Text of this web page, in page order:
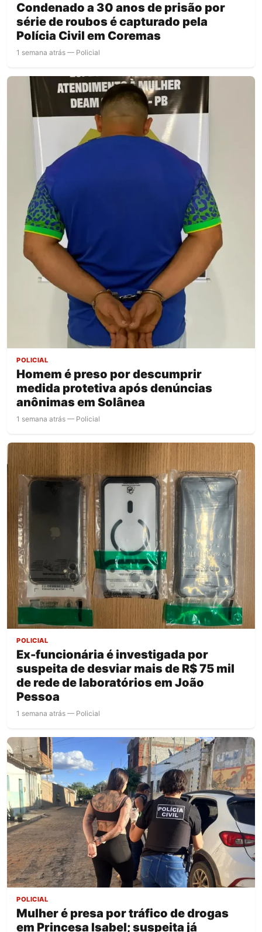
Condenado a 30 anos de prisão por
série de roubos é capturado pela
Polícia Civil em Coremas
1 semana atrás — Policial
POLICIAL
Homem é preso por descumprir
medida protetiva após denúncias
anônimas em Solânea
1 semana atrás — Policial
POLICIAL
Ex-funcionária é investigada por
suspeita de desviar mais de R$ 75 mil
de rede de laboratórios em João
Pessoa
1 semana atrás — Policial
POLICIAL
Mulher é presa por tráfico de drogas
em Princesa Isabel; suspeita já